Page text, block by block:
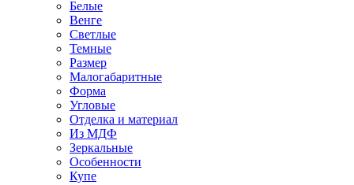
Белые
Венге
Светлые
Темные
Размер
Малогабаритные
Форма
Угловые
Отделка и материал
Из МДФ
Зеркальные
Особенности
Купе